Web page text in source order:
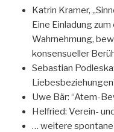
Katrin Kramer,
Eine Einladung
Wahrnehmung,
konsensueller
Sebastian
Uwe Bär: “Atem-
Helfried: Verein-
… weitere